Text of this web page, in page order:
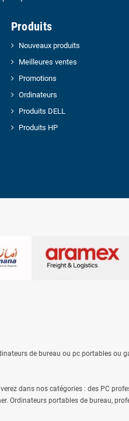
Produits
Nouveaux produits
Meilleures ventes
Promotions
Ordinateurs
Produits DELL
Produits HP
de bureau ou pc portables ou
dans nos catégories : des PC
Ordinateurs portables de bureau,